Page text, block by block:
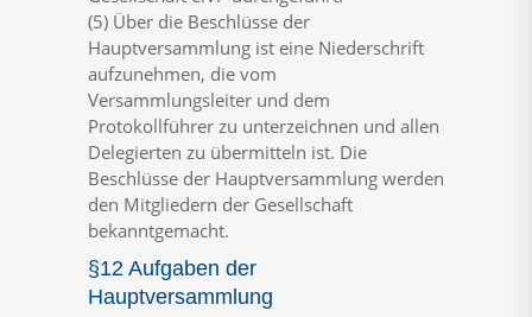
(5) Über die Beschlüsse der
Hauptversammlung ist eine Niederschrift
aufzunehmen, die vom
Versammlungsleiter und dem
Protokollführer zu unterzeichnen und allen
Delegierten zu übermitteln ist. Die
Beschlüsse der Hauptversammlung werden
den Mitgliedern der Gesellschaft
bekanntgemacht.
§12 Aufgaben der
Hauptversammlung